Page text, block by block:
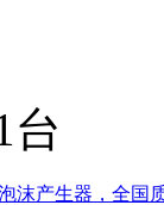
台
沫产生器，全国